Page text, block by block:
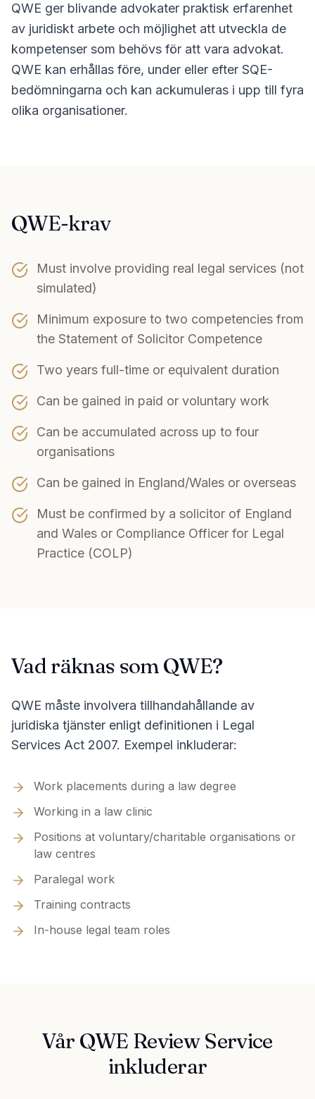
QWE ger blivande advokater praktisk erfarenhet
av juridiskt arbete och möjlighet att utveckla de
kompetenser som behövs för att vara advokat.
QWE kan erhållas före, under eller efter SQE-
bedömningarna och kan ackumuleras i upp till fyra
olika organisationer.
QWE-krav
Must involve providing real legal services (not
simulated)
Minimum exposure to two competencies from
the Statement of Solicitor Competence
Two years full-time or equivalent duration
Can be gained in paid or voluntary work
Can be accumulated across up to four
organisations
Can be gained in England/Wales or overseas
Must be confirmed by a solicitor of England
and Wales or Compliance Officer for Legal
Practice (COLP)
Vad räknas som QWE?
QWE måste involvera tillhandahållande av
juridiska tjänster enligt definitionen i Legal
Services Act 2007. Exempel inkluderar:
Work placements during a law degree
Working in a law clinic
Positions at voluntary/charitable organisations or
law centres
Paralegal work
Training contracts
In-house legal team roles
Vår QWE Review Service
inkluderar